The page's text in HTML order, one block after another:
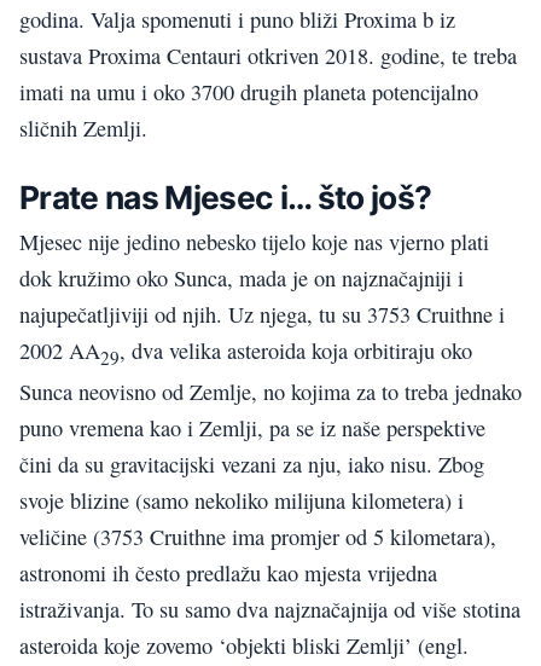
godina. Valja spomenuti i puno bliži Proxima b iz
sustava Proxima Centauri otkriven 2018. godine, te treba
imati na umu i oko 3700 drugih planeta potencijalno
sličnih Zemlji.
Prate nas Mjesec i… što još?
Mjesec nije jedino nebesko tijelo koje nas vjerno plati
dok kružimo oko Sunca, mada je on najznačajniji i
najupečatljiviji od njih. Uz njega, tu su 3753 Cruithne i
2002 AA29, dva velika asteroida koja orbitiraju oko
Sunca neovisno od Zemlje, no kojima za to treba jednako
puno vremena kao i Zemlji, pa se iz naše perspektive
čini da su gravitacijski vezani za nju, iako nisu. Zbog
svoje blizine (samo nekoliko milijuna kilometera) i
veličine (3753 Cruithne ima promjer od 5 kilometara),
astronomi ih često predlažu kao mjesta vrijedna
istraživanja. To su samo dva najznačajnija od više stotina
asteroida koje zovemo ‘objekti bliski Zemlji’ (engl.